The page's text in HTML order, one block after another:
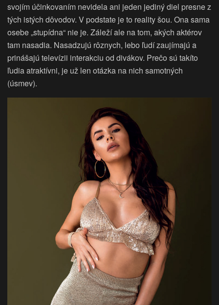
svojím účinkovaním nevidela ani jeden jediný diel presne z
tých istých dôvodov. V podstate je to reality šou. Ona sama
osebe „stupídna“ nie je. Záleží ale na tom, akých aktérov
tam nasadia. Nasadzujú rôznych, lebo ľudí zaujímajú a
prinášajú televízii interakciu od divákov. Prečo sú takíto
ľudia atraktívni, je už len otázka na nich samotných
(úsmev).